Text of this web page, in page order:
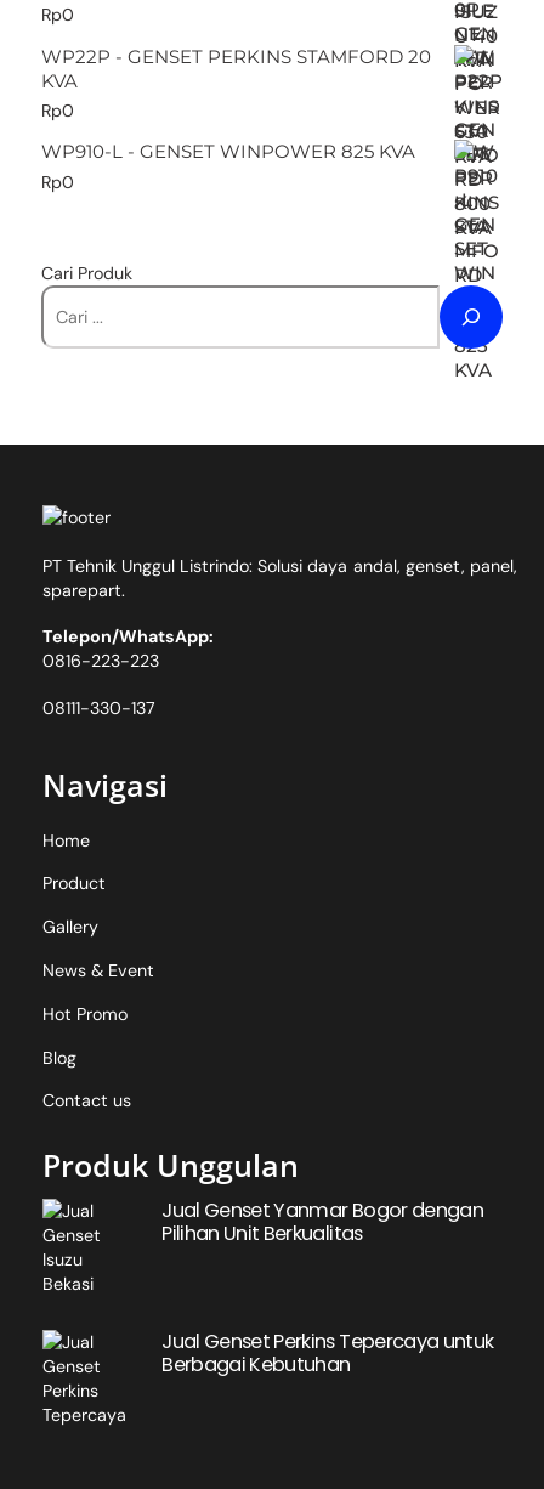
Rp0
WP22P - GENSET PERKINS STAMFORD 20
KVA
Rp0
WP910-L - GENSET WINPOWER 825 KVA
Rp0
Cari Produk
PT Tehnik Unggul Listrindo: Solusi daya andal, genset, panel,
sparepart.
Telepon/WhatsApp:
0816-223-223
08111-330-137
Navigasi
Home
Product
Gallery
News & Event
Hot Promo
Blog
Contact us
Produk Unggulan
Jual Genset Yanmar Bogor dengan
Pilihan Unit Berkualitas
Jual Genset Perkins Tepercaya untuk
Berbagai Kebutuhan